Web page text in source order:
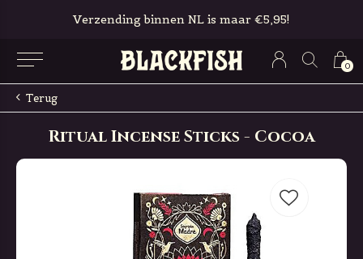
0
Verzending binnen NL is maar €5,95!
Terug
Ritual Incense Sticks - Cocoa